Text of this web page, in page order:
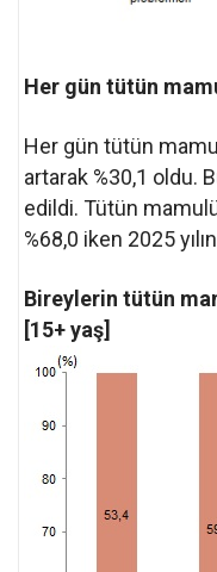
Her gün tütün
Her gün tütün
artarak %30,1 oldu.
edildi. Tütün
%68,0 iken 2025
Bireylerin tütün
[15+ yaş]